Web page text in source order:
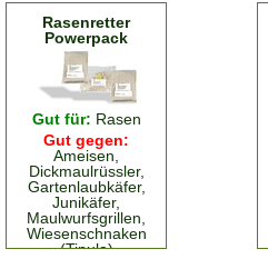
Rasenretter
Powerpack
Gut für: Rasen
Gut gegen:
Ameisen,
Dickmaulrüssler,
Gartenlaubkäfer,
Junikäfer,
Maulwurfsgrillen,
Wiesenschnaken
(Tipula)